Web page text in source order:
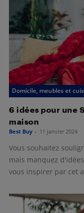
Domicile, meubles et
6 idées pour une
maison
Best Buy - 11 janvier 2024
Vous souhaitez
mais manquez
vous inspirer par cet